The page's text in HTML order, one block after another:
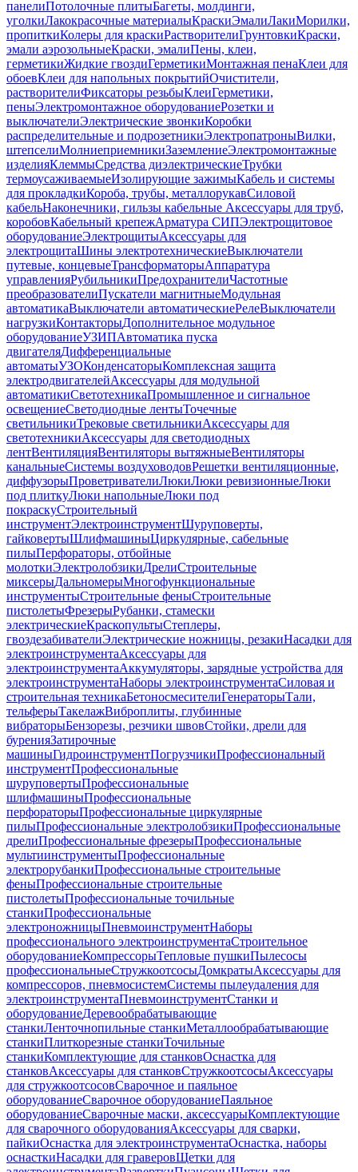
панелиПотолочные плитыБагеты, молдинги,
уголкиЛакокрасочные материалыКраскиЭмалиЛакиМорилки,
пропиткиКолеры для краскиРастворителиГрунтовкиКраски,
эмали аэрозольныеКраски, эмалиПены, клеи,
герметикиЖидкие гвоздиГерметикиМонтажная пенаКлеи для
обоевКлеи для напольных покрытийОчистители,
растворителиФиксаторы резьбыКлеиГерметики,
пеныЭлектромонтажное оборудованиеРозетки и
выключателиЭлектрические звонкиКоробки
распределительные и подрозетникиЭлектропатроныВилки,
штепселиМолниеприемникиЗаземлениеЭлектромонтажные
изделияКлеммыСредства диэлектрическиеТрубки
термоусаживаемыеИзолирующие зажимыКабель и системы
для прокладкиКороба, трубы, металлорукавСиловой
кабельНаконечники, гильзы кабельные Аксессуары для труб,
коробовКабельный крепежАрматура СИПЭлектрощитовое
оборудованиеЭлектрощитыАксессуары для
электрощитаШины электротехническиеВыключатели
путевые, концевыеТрансформаторыАппаратура
управленияРубильникиПредохранителиЧастотные
преобразователиПускатели магнитныеМодульная
автоматикаВыключатели автоматическиеРелеВыключатели
нагрузкиКонтакторыДополнительное модульное
оборудованиеУЗИПАвтоматика пуска
двигателяДифференциальные
автоматыУЗОКонденсаторыКомплексная защита
электродвигателейАксессуары для модульной
автоматикиСветотехникаПромышленное и сигнальное
освещениеСветодиодные лентыТочечные
светильникиТрековые светильникиАксессуары для
светотехникиАксессуары для светодиодных
лентВентиляцияВентиляторы вытяжныеВентиляторы
канальныеСистемы воздуховодовРешетки вентиляционные,
диффузорыПроветривателиЛюкиЛюки ревизионныеЛюки
под плиткуЛюки напольныеЛюки под
покраскуСтроительный
инструментЭлектроинструментШуруповерты,
гайковертыШлифмашиныЦиркулярные, сабельные
пилыПерфораторы, отбойные
молоткиЭлектролобзикиДрелиСтроительные
миксерыДальномерыМногофункциональные
инструментыСтроительные феныСтроительные
пистолетыФрезерыРубанки, стамески
электрическиеКраскопультыСтеплеры,
гвоздезабивателиЭлектрические ножницы, резакиНасадки для
электроинструментаАксессуары для
электроинструментаАккумуляторы, зарядные устройства для
электроинструментаНаборы электроинструментаСиловая и
строительная техникаБетоносмесителиГенераторыТали,
тельферыТакелажВиброплиты, глубинные
вибраторыБензорезы, резчики швовСтойки, дрели для
буренияЗатирочные
машиныГидроинструментПогрузчикиПрофессиональный
инструментПрофессиональные
шуруповертыПрофессиональные
шлифмашиныПрофессиональные
перфораторыПрофессиональные циркулярные
пилыПрофессиональные электролобзикиПрофессиональные
дрелиПрофессиональные фрезерыПрофессиональные
мультиинструментыПрофессиональные
электрорубанкиПрофессиональные строительные
феныПрофессиональные строительные
пистолетыПрофессиональные точильные
станкиПрофессиональные
электроножницыПневмоинструментНаборы
профессионального электроинструментаСтроительное
оборудованиеКомпрессорыТепловые пушкиПылесосы
профессиональныеСтружкоотсосыДомкратыАксессуары для
компрессоров, пневмосистемСистемы пылеудаления для
электроинструментаПневмоинструментСтанки и
оборудованиеДеревообрабатывающие
станкиЛенточнопильные станкиМеталлообрабатывающие
станкиПлиткорезные станкиТочильные
станкиКомплектующие для станковОснастка для
станковАксессуары для станковСтружкоотсосыАксессуары
для стружкоотсосовСварочное и паяльное
оборудованиеСварочное оборудованиеПаяльное
оборудованиеСварочные маски, аксессуарыКомплектующие
для сварочного оборудованияАксессуары для сварки,
пайкиОснастка для электроинструментаОснастка, наборы
оснасткиНасадки для граверовЩетки для